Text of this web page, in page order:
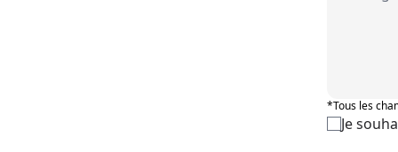
*Tous les
Je